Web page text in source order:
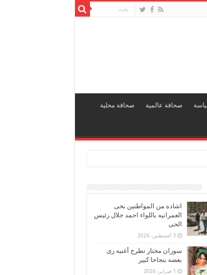
صحافة عالمية صحافة محلية
اشاده من المواطنين بحى
العمرانيه باللواء احمد جلال رئيس
الحى
3 أغسطس، 2026
سوزان مختار تطرح أغنيه زى
بعضه بنجاحا كبير
1 فبراير، 2026